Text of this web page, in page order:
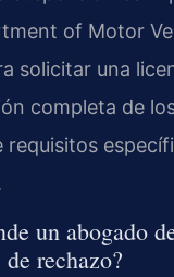
of Motor
solicitar una
completa de
requisitos
un abogado
rechazo?